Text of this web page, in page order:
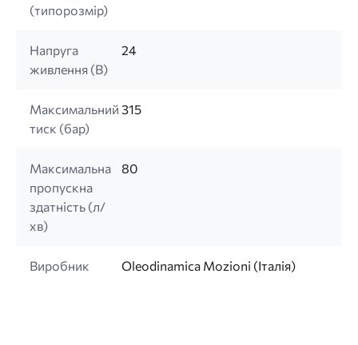
(типорозмір)
Напруга
живлення (B)
24
Максимальний
тиск (бар)
315
Максимальна
пропускна
здатність (л/
хв)
80
Виробник Oleodinamica Mozioni (Італія)